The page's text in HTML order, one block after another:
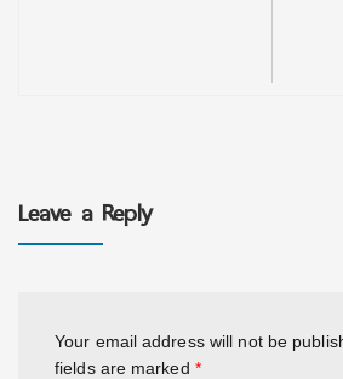
Leave a Reply
Your email address will not be
fields are marked *